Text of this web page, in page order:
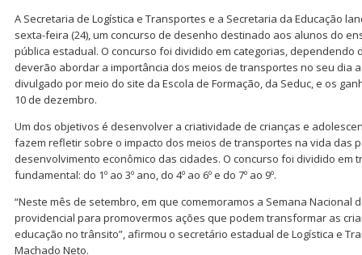
A Secretaria de Logística e Transportes e a Secretaria da Educação
sexta-feira (24), um concurso de desenho destinado aos alunos do
pública estadual. O concurso foi dividido em categorias, dependendo
deverão abordar a importância dos meios de transportes no seu dia
divulgado por meio do site da Escola de Formação, da Seduc, e os
10 de dezembro.
Um dos objetivos é desenvolver a criatividade de crianças e
fazem refletir sobre o impacto dos meios de transportes na vida das
desenvolvimento econômico das cidades. O concurso foi dividido em
fundamental: do 1º ao 3º ano, do 4º ao 6º e do 7º ao 9º.
“Neste mês de setembro, em que comemoramos a Semana Nacional
providencial para promovermos ações que podem transformar as
educação no trânsito”, afirmou o secretário estadual de Logística e
Machado Neto.